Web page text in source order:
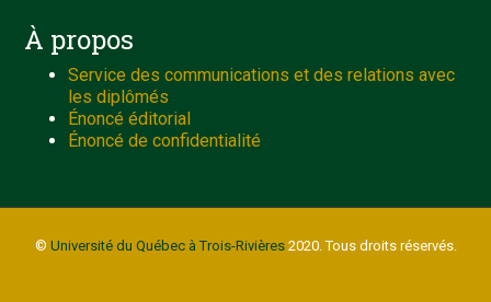
À propos
Service des communications et des relations avec
les diplômés
Énoncé éditorial
Énoncé de confidentialité
© Université du Québec à Trois-Rivières2020. Tous droits réservés.